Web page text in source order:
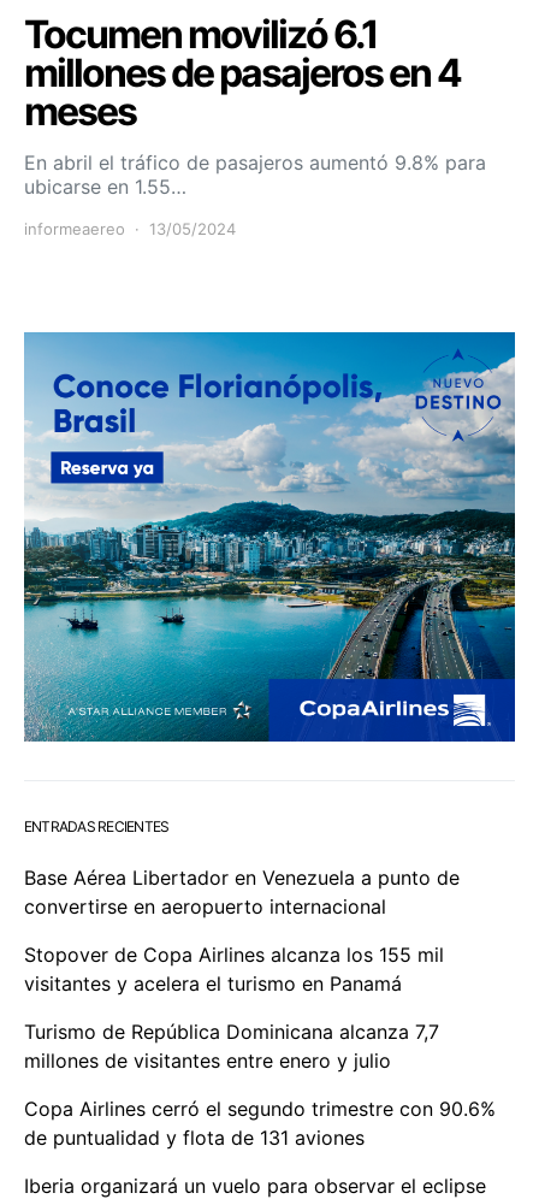
Tocumen movilizó 6.1
millones de pasajeros en 4
meses
En abril el tráfico de pasajeros aumentó 9.8% para
ubicarse en 1.55…
informeaereo 13/05/2024
ENTRADAS RECIENTES
Base Aérea Libertador en Venezuela a punto de
convertirse en aeropuerto internacional
Stopover de Copa Airlines alcanza los 155 mil
visitantes y acelera el turismo en Panamá
Turismo de República Dominicana alcanza 7,7
millones de visitantes entre enero y julio
Copa Airlines cerró el segundo trimestre con 90.6%
de puntualidad y flota de 131 aviones
Iberia organizará un vuelo para observar el eclipse